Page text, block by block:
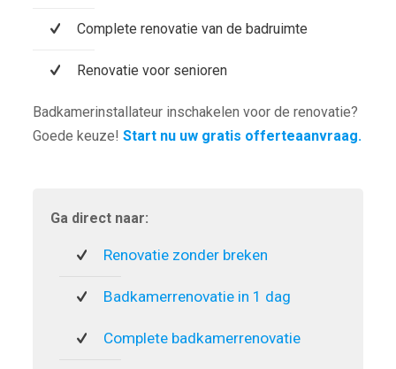
Complete renovatie van de badruimte
Renovatie voor senioren
Badkamerinstallateur inschakelen voor de renovatie?
Goede keuze! Start nu uw gratis offerteaanvraag.
Ga direct naar:
Renovatie zonder breken
Badkamerrenovatie in 1 dag
Complete badkamerrenovatie